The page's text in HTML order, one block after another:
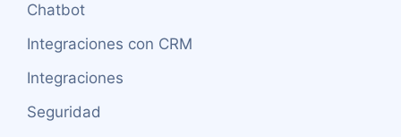
Chatbot
Integraciones con CRM
Integraciones
Seguridad